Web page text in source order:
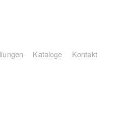
Kataloge
Kontakt